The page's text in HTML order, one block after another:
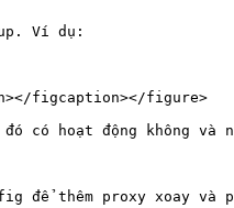
Ví dụ:
figcaption></figure>
có hoạt động không
để thêm proxy xoay và